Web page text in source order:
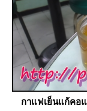
กาแฟเย็นแก้ค